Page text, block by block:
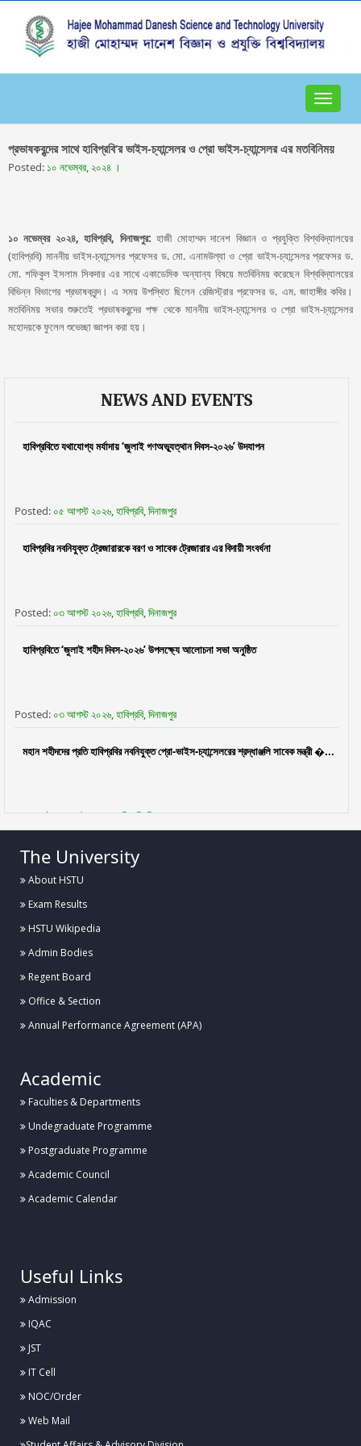
Toggle
প্রভাষকবৃন্দের সাথে হাবিপ্রবি’র ভাইস-চ্যান্সেলর ও প্রো ভাইস-চ্যান্সেলর এর মতবিনিময়
Posted: ১০ নভেম্বর, ২০২৪ ।
১০ নভেম্বর ২০২৪, হাবিপ্রবি, দিনাজপুর:হাজী মোহাম্মদ দানেশ বিজ্ঞান ও প্রযুক্তি বিশ্ববিদ্যালয়ের
(হাবিপ্রবি) মাননীয় ভাইস-চ্যান্সেলর প্রফেসর ড. মো. এনামউল্যা ও প্রো ভাইস-চ্যান্সেলর প্রফেসর ড.
মো. শফিকুল ইসলাম সিকদার এর সাথে একাডেমিক অন্যান্য বিষয়ে মতবিনিময় করেছেন বিশ্ববিদ্যালয়ের
বিভিন্ন বিভাগের প্রভাষকবৃন্দ। এ সময় উপস্থিত ছিলেন রেজিস্ট্রার প্রফেসর ড. এম. জাহাঙ্গীর কবির।
মতবিনিময় সভার শুরুতেই প্রভাষকবৃন্দের পক্ষ থেকে মাননীয় ভাইস-চ্যান্সেলর ও প্রো ভাইস-চ্যান্সেলর
মহোদয়কে ফুলেল শুভেচ্ছা জ্ঞাপন করা হয়।
NEWS AND EVENTS
হাবিপ্রবিতে যথাযোগ্য মর্যাদায় ‘জুলাই গণঅভ্যূত্থান দিবস-২০২৬’ উদযাপন
Posted: ০৫ আগস্ট ২০২৬, হাবিপ্রবি, দিনাজপুর
হাবিপ্রবির নবনিযুক্ত ট্রেজারারকে বরণ ও সাবেক ট্রেজারার এর বিদায়ী সংবর্ধনা
Posted: ০৩ আগস্ট ২০২৬, হাবিপ্রবি, দিনাজপুর
হাবিপ্রবিতে ‘জুলাই শহীদ দিবস-২০২৬’ উপলক্ষ্যে আলোচনা সভা অনুষ্ঠিত
Posted: ০৩ আগস্ট ২০২৬, হাবিপ্রবি, দিনাজপুর
মহান শহীদদের প্রতি হাবিপ্রবির নবনিযুক্ত প্রো-ভাইস-চ্যান্সেলরের শ্রদ্ধাঞ্জলি সাবেক মন্ত্রী �...
Posted:৩০ জুলাই ২০২৬, হাবিপ্রবি, দিনাজপুর
ফুলেল শুভেচ্ছায় নবনিযুক্ত প্রো-ভাইস-চ্যান্সেলর প্রফেসর ড. মো. নওশের ওয়ানকে বরণ করলেন
হাবিপ্রবিতে বিজয় ২৪ হল ফুটবল টুর্নামেন্টের উদ্বোধন
Posted: ২৭ জুলাই, হাবিপ্রবি, দিনাজপুর
Posted: ২৭ জুলাই, হাবিপ্রবি, দিনাজপুর
হাবিপ্রবিতে ব্যাডমিন্টন কার্নিভাল ১.০ এর উদ্বোধন
Posted:
Posted:২৬ জুলাই, হাবিপ্রবি, দিনাজপুর
The University
About HSTU
Exam Results
HSTU Wikipedia
Admin Bodies
Regent Board
Office & Section
Annual Performance Agreement (APA)
Academic
Faculties & Departments
Undegraduate Programme
Postgraduate Programme
Academic Council
Academic Calendar
Useful Links
Admission
IQAC
JST
IT Cell
NOC/Order
Web Mail